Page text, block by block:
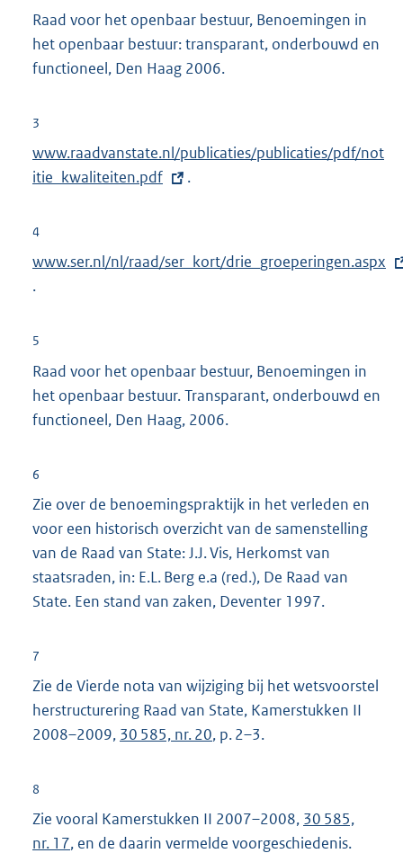
Raad voor het openbaar bestuur, Benoemingen in
het openbaar bestuur: transparant, onderbouwd en
functioneel, Den Haag 2006.
3
E
x
e
n
i
n
k
:
www.raadvanstate.nl/publicaties/publicaties/pdf/not
itie_kwaliteiten.pdf
.
4
E
x
e
n
e
l
n
k
:
www.ser.nl/nl/raad/ser_kort/drie_groeperingen.aspx
.
5
Raad voor het openbaar bestuur, Benoemingen in
het openbaar bestuur. Transparant, onderbouwd en
functioneel, Den Haag, 2006.
6
Zie over de benoemingspraktijk in het verleden en
voor een historisch overzicht van de samenstelling
van de Raad van State: J.J. Vis, Herkomst van
staatsraden, in: E.L. Berg e.a (red.), De Raad van
State. Een stand van zaken, Deventer 1997.
7
Zie de Vierde nota van wijziging bij het wetsvoorstel
herstructurering Raad van State, Kamerstukken II
2008–2009, 30 585, nr. 20, p. 2–3.
8
Zie vooral Kamerstukken II 2007–2008, 30 585,
nr. 17, en de daarin vermelde voorgeschiedenis.